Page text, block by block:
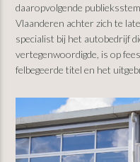
daaropvolgende
Vlaanderen achter zich te
specialist bij het autobedrijf
vertegenwoordigde, is op
felbegeerde titel en het